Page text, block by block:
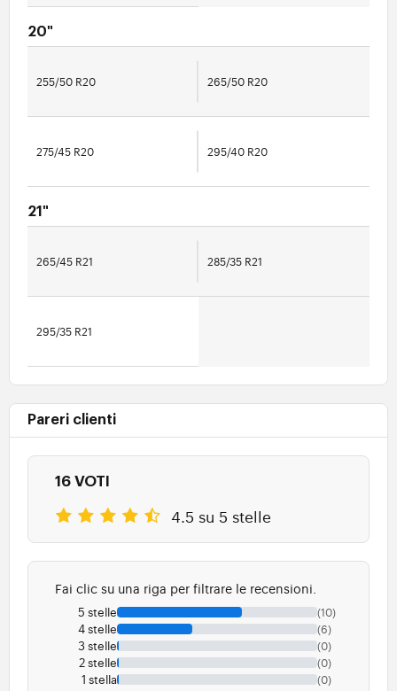
20"
255/50 R20 265/50 R20
275/45 R20 295/40 R20
21"
265/45 R21 285/35 R21
295/35 R21
Pareri clienti
16 VOTI
4.5 su 5 stelle
Fai clic su una riga per filtrare le recensioni.
5 stelle (10)
4 stelle (6)
3 stelle (0)
2 stelle (0)
1 stella (0)